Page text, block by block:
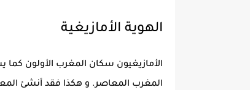
الهوية الأمازيغية
الأمازيغيون سكان المغرب الأولون